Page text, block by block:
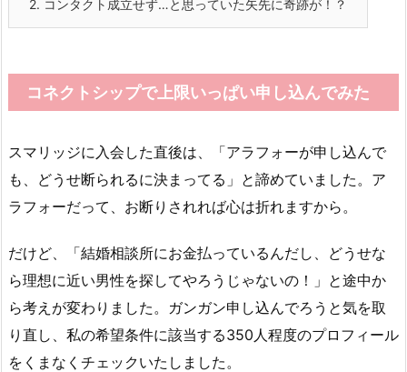
2. コンタクト成立せず…と思っていた矢先に奇跡が！？
コネクトシップで上限いっぱい申し込んでみた
スマリッジに入会した直後は、「アラフォーが申し込んで
も、どうせ断られるに決まってる」と諦めていました。ア
ラフォーだって、お断りされれば心は折れますから。
だけど、「結婚相談所にお金払っているんだし、どうせな
ら理想に近い男性を探してやろうじゃないの！」と途中か
ら考えが変わりました。ガンガン申し込んでろうと気を取
り直し、私の希望条件に該当する350人程度のプロフィール
をくまなくチェックいたしました。